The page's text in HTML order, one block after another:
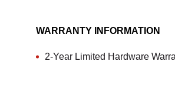
WARRANTY INFORMATION
2-Year Limited Hardware